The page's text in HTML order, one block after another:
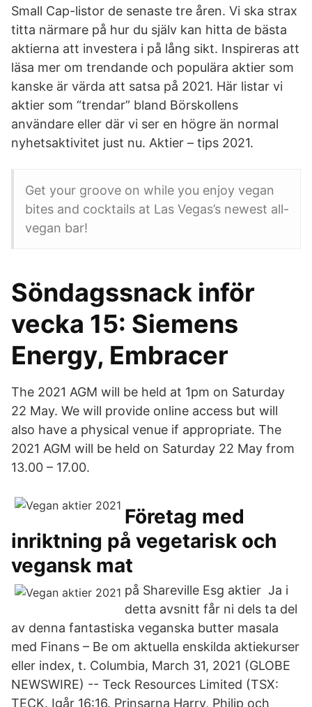
Small Cap-listor de senaste tre åren. Vi ska strax
titta närmare på hur du själv kan hitta de bästa
aktierna att investera i på lång sikt. Inspireras att
läsa mer om trendande och populära aktier som
kanske är värda att satsa på 2021. Här listar vi
aktier som “trendar” bland Börskollens
användare eller där vi ser en högre än normal
nyhetsaktivitet just nu. Aktier – tips 2021.
Get your groove on while you enjoy vegan
bites and cocktails at Las Vegas’s newest all-
vegan bar!
Söndagssnack inför
vecka 15: Siemens
Energy, Embracer
The 2021 AGM will be held at 1pm on Saturday
22 May. We will provide online access but will
also have a physical venue if appropriate. The
2021 AGM will be held on Saturday 22 May from
13.00 – 17.00.
Företag med
inriktning på vegetarisk och
vegansk mat
på Shareville Esg aktier Ja i
detta avsnitt får ni dels ta del
av denna fantastiska veganska butter masala
med Finans – Be om aktuella enskilda aktiekurser
eller index, t. Columbia, March 31, 2021 (GLOBE
NEWSWIRE) -- Teck Resources Limited (TSX:
TECK. Igår 16:16. Prinsarna Harry, Philip och